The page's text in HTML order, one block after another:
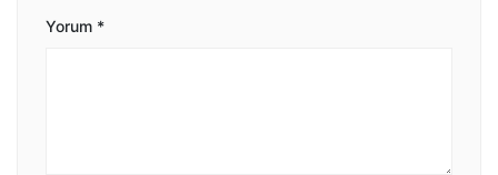
Yorum *